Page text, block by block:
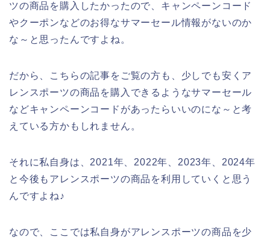
ツの商品を購入したかったので、キャンペーンコード
やクーポンなどのお得なサマーセール情報がないのか
な～と思ったんですよね。
だから、こちらの記事をご覧の方も、少しでも安くア
レンスポーツの商品を購入できるようなサマーセール
などキャンペーンコードがあったらいいのにな～と考
えている方かもしれません。
それに私自身は、2021年、2022年、2023年、2024年
と今後もアレンスポーツの商品を利用していくと思う
んですよね♪
なので、ここでは私自身がアレンスポーツの商品を少